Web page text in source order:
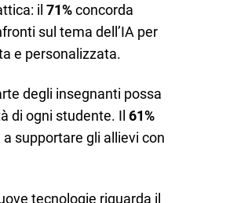
il 71%concorda
sul tema dell’IA per
e personalizzata.
degli insegnanti possa
di ogni studente. Il 61%
a supportare gli allievi con
tecnologie riguarda il